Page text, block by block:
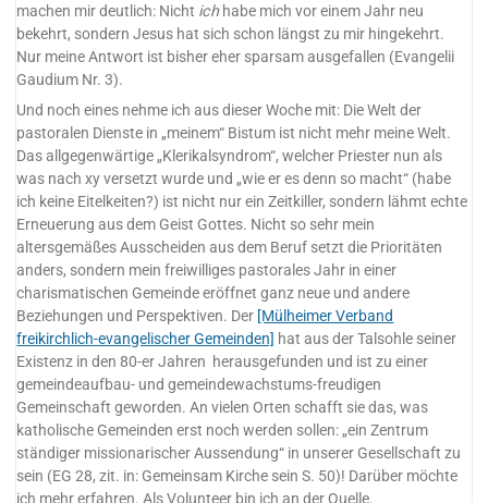
machen mir deutlich: Nicht ichhabe mich vor einem Jahr neu
bekehrt, sondern Jesus hat sich schon längst zu mir hingekehrt.
Nur meine Antwort ist bisher eher sparsam ausgefallen (Evangelii
Gaudium Nr. 3).
Und noch eines nehme ich aus dieser Woche mit: Die Welt der
pastoralen Dienste in „meinem“ Bistum ist nicht mehr meine Welt.
Das allgegenwärtige „Klerikalsyndrom“, welcher Priester nun als
was nach xy versetzt wurde und „wie er es denn so macht“ (habe
ich keine Eitelkeiten?) ist nicht nur ein Zeitkiller, sondern lähmt echte
Erneuerung aus dem Geist Gottes. Nicht so sehr mein
altersgemäßes Ausscheiden aus dem Beruf setzt die Prioritäten
anders, sondern mein freiwilliges pastorales Jahr in einer
charismatischen Gemeinde eröffnet ganz neue und andere
Beziehungen und Perspektiven. Der [Mülheimer Verband
freikirchlich-evangelischer Gemeinden] hat aus der Talsohle seiner
Existenz in den 80-er Jahren herausgefunden und ist zu einer
gemeindeaufbau- und gemeindewachstums-freudigen
Gemeinschaft geworden. An vielen Orten schafft sie das, was
katholische Gemeinden erst noch werden sollen: „ein Zentrum
ständiger missionarischer Aussendung“ in unserer Gesellschaft zu
sein (EG 28, zit. in: Gemeinsam Kirche sein S. 50)! Darüber möchte